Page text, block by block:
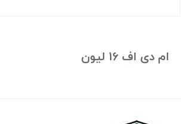
ام دی اف 16 لیون